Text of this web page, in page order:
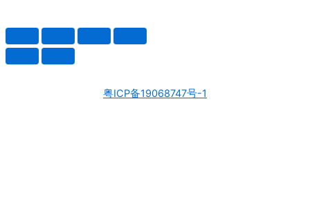
粤ICP备19068747号-1